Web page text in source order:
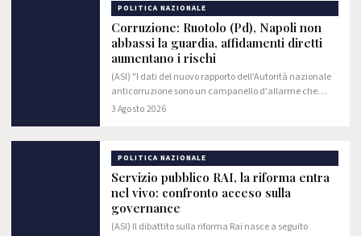
POLITICA NAZIONALE
Corruzione: Ruotolo (Pd), Napoli non
abbassi la guardia, affidamenti diretti
aumentano i rischi
(ASI) "I dati del nuovo rapporto dell'Autorità nazionale
anticorruzione sono un campanello d'allarme che
riguarda tutto il Paese e che, per Napoli e la Campania,
3 Agosto 2026
POLITICA NAZIONALE
Servizio pubblico RAI, la riforma entra
nel vivo: confronto acceso sulla
governance
(ASI) Il dibattito sulla riforma Rai nasce a seguito